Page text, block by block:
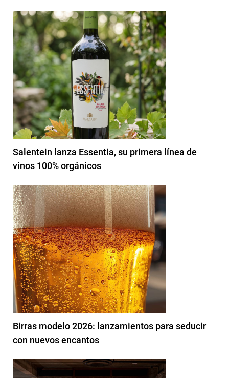
Salentein lanza Essentia, su primera línea de
vinos 100% orgánicos
Birras modelo 2026: lanzamientos para seducir
con nuevos encantos